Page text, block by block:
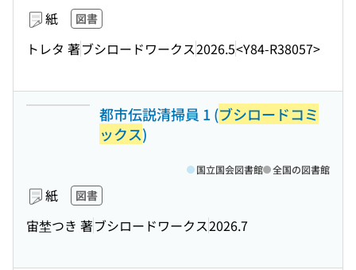
紙 図書
トレタ 著ブシロードワークス2026.5<Y84-R38057>
都市伝説清掃員 1 (ブシロードコミ
ックス)
紙 図書
宙埜つき 著ブシロードワークス2026.7
国立国会図書館 全国の図書館